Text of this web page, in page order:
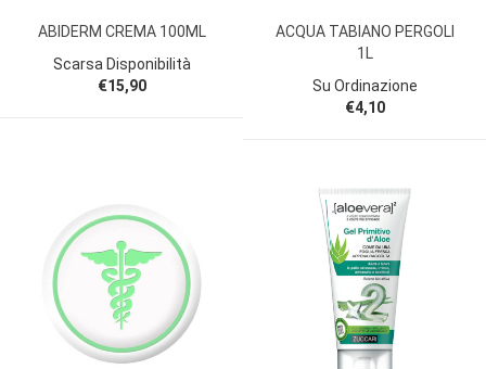
ABIDERM CREMA 100ML
Scarsa Disponibilità
€15,90
ACQUA TABIANO PERGOLI
1L
Su Ordinazione
€4,10